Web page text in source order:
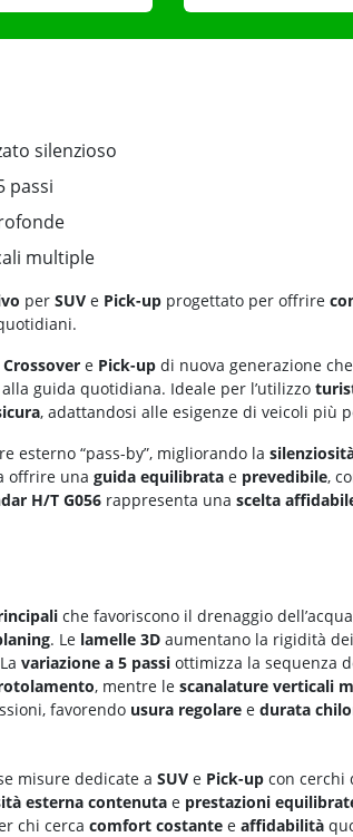
silenzioso
passi
multiple
per SUV e Pick-up progettato per offrire
Crossover e Pick-up di nuova generazione
guida quotidiana. Ideale per l’utilizzo
, adattandosi alle esigenze di veicoli più
esterno “pass-by”, migliorando la
offrire una guida equilibrata e prevedibile,
H/T G056 rappresenta una scelta
che favoriscono il drenaggio
. Le lamelle 3D aumentano la rigidità
variazione a 5 passi ottimizza la sequenza
, mentre le scanalature verticali
favorendo usura regolare e durata
misure dedicate a SUV e Pick-up con cerchi
esterna contenuta e prestazioni
chi cerca comfort costante e affidabilità